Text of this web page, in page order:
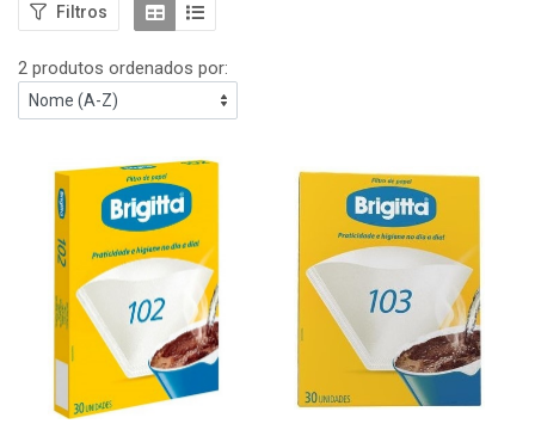
Filtros
2 produtos ordenados por: